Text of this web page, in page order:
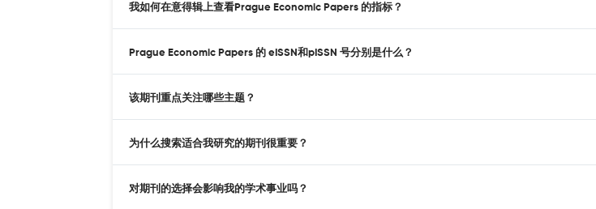
我如何在意得辑上查看Prague Economic Papers 的指标？
Prague Economic Papers 的 eISSN和pISSN 号分别是什么？
该期刊重点关注哪些主题？
为什么搜索适合我研究的期刊很重要？
对期刊的选择会影响我的学术事业吗？